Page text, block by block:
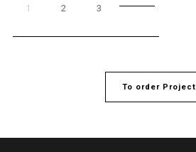
1 2 3
To order Project